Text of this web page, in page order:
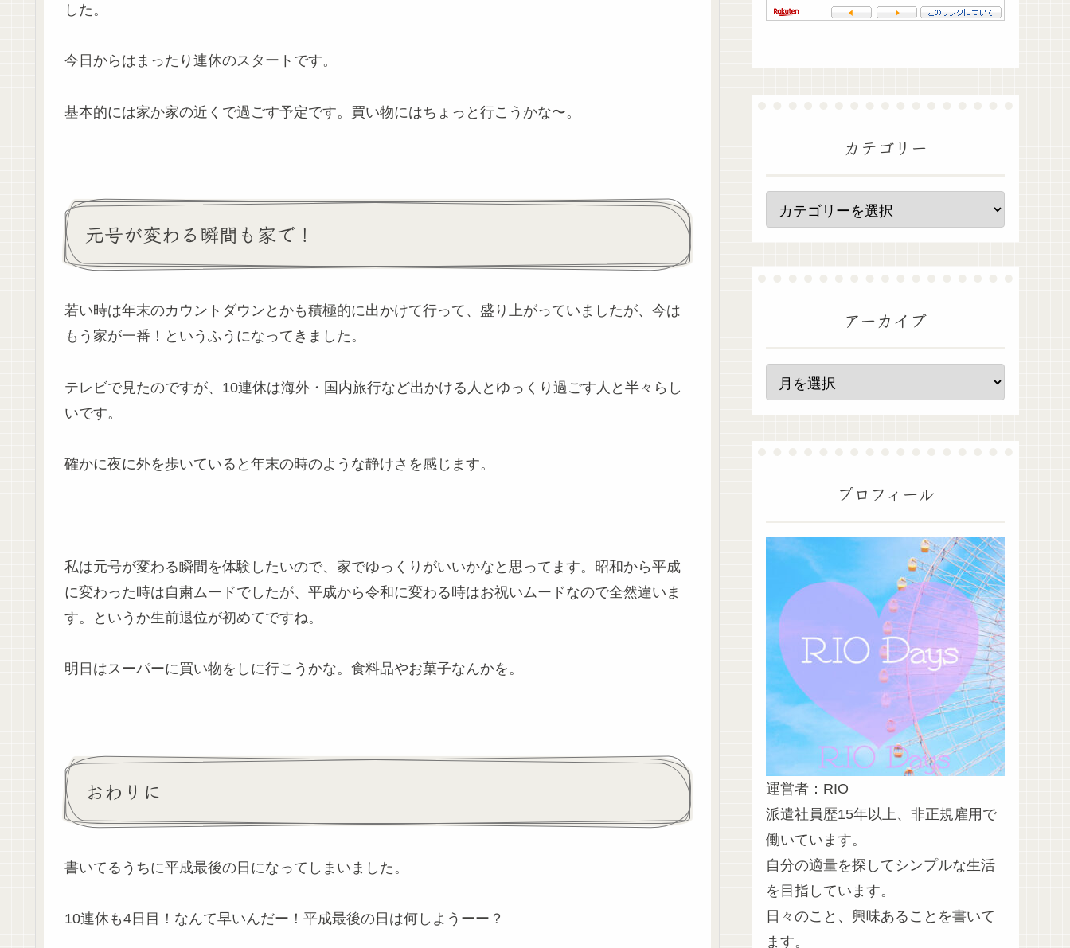
した。
今日からはまったり連休のスタートです。
基本的には家か家の近くで過ごす予定です。買い物にはちょっと行こうかな〜。
元号が変わる瞬間も家で！
若い時は年末のカウントダウンとかも積極的に出かけて行って、盛り上がっていましたが、今は
もう家が一番！というふうになってきました。
テレビで見たのですが、10連休は海外・国内旅行など出かける人とゆっくり過ごす人と半々らし
いです。
確かに夜に外を歩いていると年末の時のような静けさを感じます。
私は元号が変わる瞬間を体験したいので、家でゆっくりがいいかなと思ってます。昭和から平成
に変わった時は自粛ムードでしたが、平成から令和に変わる時はお祝いムードなので全然違いま
す。というか生前退位が初めてですね。
明日はスーパーに買い物をしに行こうかな。食料品やお菓子なんかを。
おわりに
書いてるうちに平成最後の日になってしまいました。
10連休も4日目！なんて早いんだー！平成最後の日は何しようーー？
カテゴリー
アーカイブ
プロフィール
運営者：RIO
派遣社員歴15年以上、非正規雇用で
働いています。
自分の適量を探してシンプルな生活
を目指しています。
日々のこと、興味あることを書いて
ます。